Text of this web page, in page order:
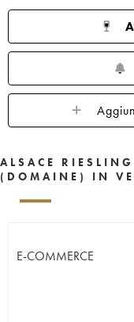
ALSACE
(DOMAINE) IN
E-COMMERCE